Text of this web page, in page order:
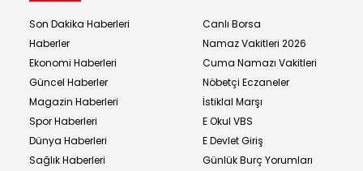
Son Dakika Haberleri
Haberler
Ekonomi Haberleri
Güncel Haberler
Magazin Haberleri
Spor Haberleri
Dünya Haberleri
Sağlık Haberleri
Canlı Borsa
Namaz Vakitleri 2026
Cuma Namazı Vakitleri
Nöbetçi Eczaneler
İstiklal Marşı
E Okul VBS
E Devlet Giriş
Günlük Burç Yorumları